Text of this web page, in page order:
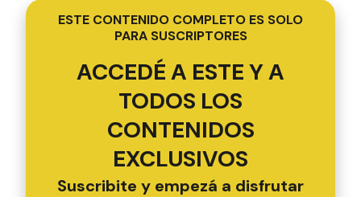
ESTE CONTENIDO COMPLETO ES SOLO
PARA SUSCRIPTORES
ACCEDÉ A ESTE Y A
TODOS LOS
CONTENIDOS
EXCLUSIVOS
Suscribite y empezá a disfrutar